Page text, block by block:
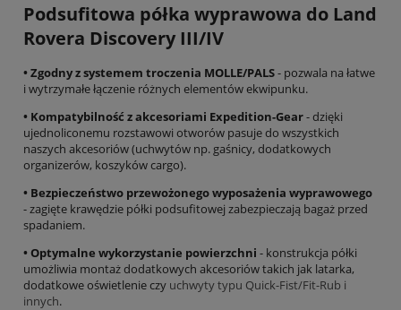
Podsufitowa półka wyprawowa do Land
Rovera Discovery III/IV
• Zgodny z systemem troczenia MOLLE/PALS- pozwala na łatwe
i wytrzymałe łączenie różnych elementów ekwipunku.
• Kompatybilność z akcesoriami Expedition-Gear- dzięki
ujednoliconemu rozstawowi otworów pasuje do wszystkich
naszych akcesoriów (uchwytów np. gaśnicy, dodatkowych
organizerów, koszyków cargo).
• Bezpieczeństwo przewożonego wyposażenia wyprawowego
- zagięte krawędzie półki podsufitowej zabezpieczają bagaż przed
spadaniem.
• Optymalne wykorzystanie powierzchni - konstrukcja półki
umożliwia montaż dodatkowych akcesoriów takich jak latarka,
dodatkowe oświetlenie czy uchwyty typu Quick-Fist/Fit-Rub i
innych.